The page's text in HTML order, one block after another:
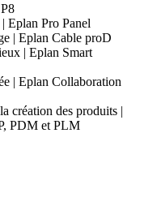
Eplan Pro Panel
| Eplan Cable proD
| Eplan Smart
| Eplan Collaboration
création des produits |
PDM et PLM